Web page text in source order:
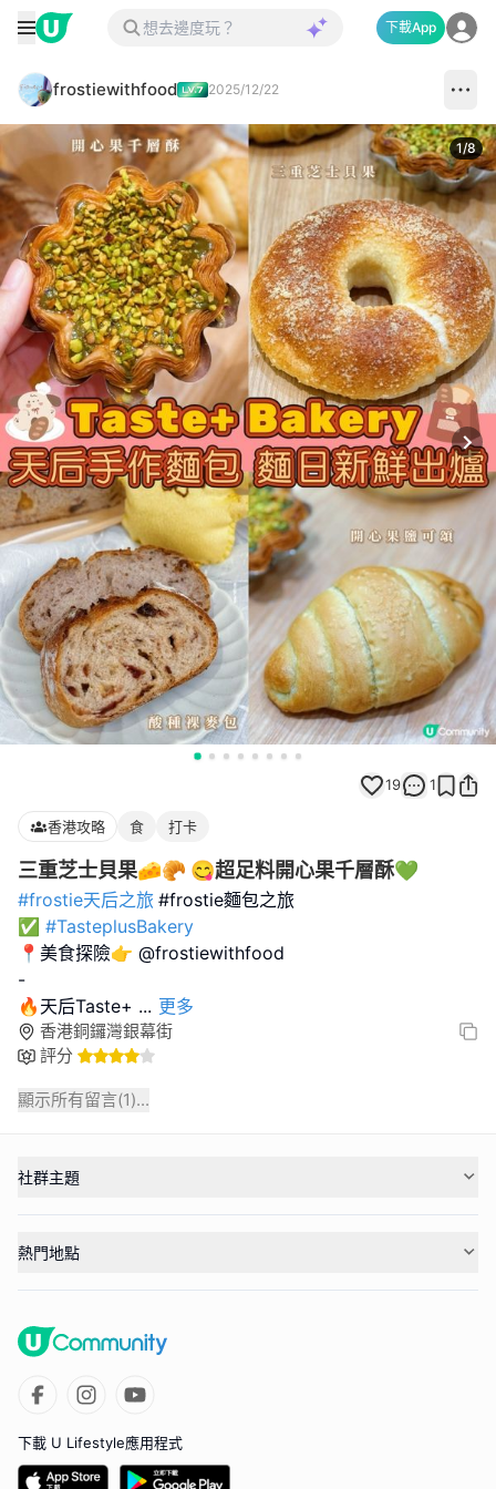
下載App
frostiewithfood 2025/12/22
1/8
19 1
香港攻略 食 打卡
三重芝士貝果🧀🥐 😋超足料開心果千層酥💚
#frostie天后之旅 #frostie麵包之旅
✅ #TasteplusBakery
📍美食探險👉 @frostiewithfood
-
🔥天后Taste+ ... 更多
香港銅鑼灣銀幕街
評分
顯示所有留言(1)...
社群主題
熱門地點
下載 U Lifestyle應用程式